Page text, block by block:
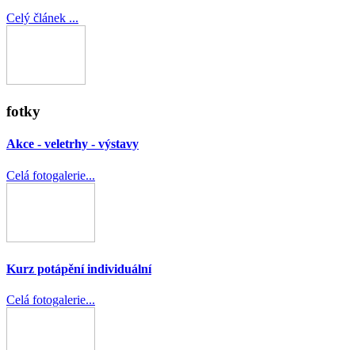
Celý článek ...
fotky
Akce - veletrhy - výstavy
Celá fotogalerie...
Kurz potápění individuální
Celá fotogalerie...